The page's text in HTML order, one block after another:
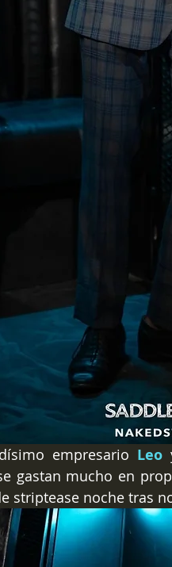
empresario Leo
gastan mucho en
striptease noche tras